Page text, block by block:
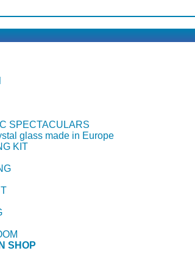
SPECTACULARS
glass made in Europe
KIT
SHOP